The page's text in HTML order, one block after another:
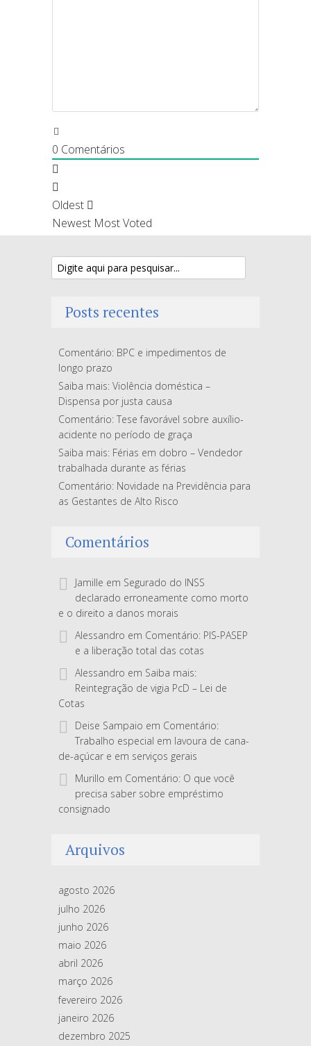
0 Comentários
Oldest
Newest Most Voted
Posts recentes
Comentário: BPC e impedimentos de
longo prazo
Saiba mais: Violência doméstica –
Dispensa por justa causa
Comentário: Tese favorável sobre auxílio-
acidente no período de graça
Saiba mais: Férias em dobro – Vendedor
trabalhada durante as férias
Comentário: Novidade na Previdência para
as Gestantes de Alto Risco
Comentários
Jamille em Segurado do INSS
declarado erroneamente como morto
e o direito a danos morais
Alessandro em Comentário: PIS-PASEP
e a liberação total das cotas
Alessandro em Saiba mais:
Reintegração de vigia PcD – Lei de
Cotas
Deise Sampaio em Comentário:
Trabalho especial em lavoura de cana-
de-açúcar e em serviços gerais
Murillo em Comentário: O que você
precisa saber sobre empréstimo
consignado
Arquivos
agosto 2026
julho 2026
junho 2026
maio 2026
abril 2026
março 2026
fevereiro 2026
janeiro 2026
dezembro 2025